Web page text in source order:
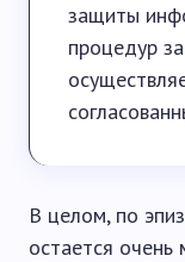
защиты
процедур
В целом, по
остается очень